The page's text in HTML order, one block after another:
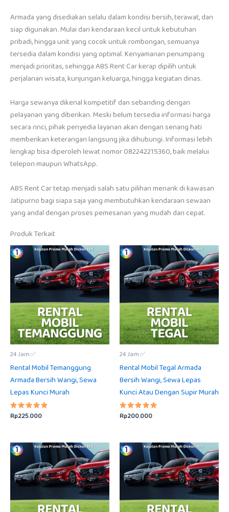
Armada yang disediakan selalu dalam kondisi bersih, terawat, dan
siap digunakan. Mulai dari kendaraan kecil untuk kebutuhan
pribadi, hingga unit yang cocok untuk rombongan, semuanya
tersedia dalam kondisi yang optimal. Kenyamanan penumpang
menjadi prioritas, sehingga ABS Rent Car kerap dipilih untuk
perjalanan wisata, kunjungan keluarga, hingga kegiatan dinas.
Harga sewanya dikenal kompetitif dan sebanding dengan
pelayanan yang diberikan. Meski belum tersedia informasi harga
secara rinci, pihak penyedia layanan akan dengan senang hati
memberikan keterangan langsung jika dihubungi. Informasi lebih
lengkap bisa diperoleh lewat nomor 082242215360, baik melalui
telepon maupun WhatsApp.
ABS Rent Car tetap menjadi salah satu pilihan menarik di kawasan
Jatipurno bagi siapa saja yang membutuhkan kendaraan sewaan
yang andal dengan proses pemesanan yang mudah dan cepat.
Produk Terkait
24 Jam ✅
Rental Mobil Temanggung
Armada Bersih Wangi, Sewa
Lepas Kunci Murah
Dinilai
5.00
Rp225.000
24 Jam ✅
Rental Mobil Tegal Armada
Bersih Wangi, Sewa Lepas
Kunci Atau Dengan Supir Murah
Dinilai
5.00
Rp200.000